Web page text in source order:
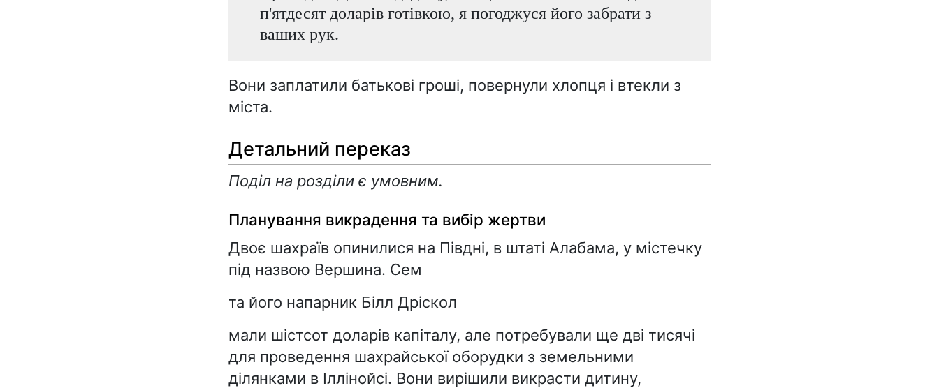
п'ятдесят доларів готівкою, я погоджуся його забрати з
ваших рук.
Вони заплатили батькові гроші, повернули хлопця і втекли з
міста.
Детальний переказ
Поділ на розділи є умовним.
Планування викрадення та вибір жертви
Двоє шахраїв опинилися на Півдні, в штаті Алабама, у містечку
під назвою Вершина. Сем
та його напарник Білл Дріскол
мали шістсот доларів капіталу, але потребували ще дві тисячі
для проведення шахрайської оборудки з земельними
ділянками в Іллінойсі. Вони вирішили викрасти дитину,